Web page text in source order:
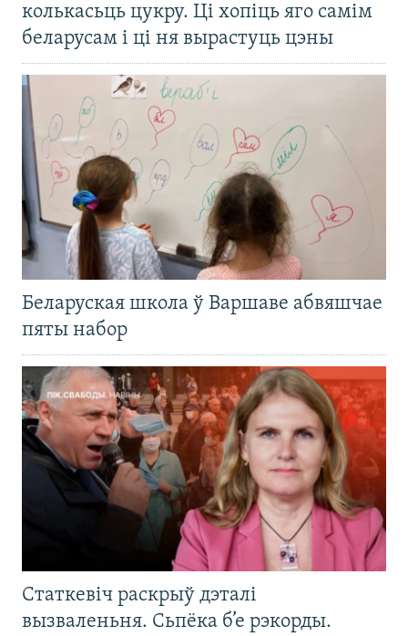
колькасьць цукру. Ці хопіць яго самім
беларусам і ці ня вырастуць цэны
Беларуская школа ў Варшаве абвяшчае
пяты набор
Статкевіч раскрыў дэталі
вызваленьня. Сьпёка б’е рэкорды.